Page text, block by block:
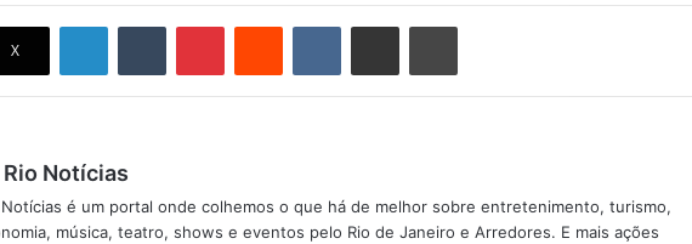
X
Notícias
Notícias é um portal onde colhemos o que há de melhor sobre entretenimento, turismo,
música, teatro, shows e eventos pelo Rio de Janeiro e Arredores. E mais ações